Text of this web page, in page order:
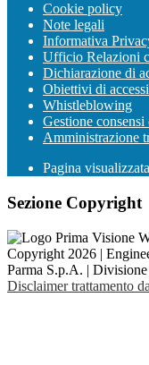
Cookie policy
Note legali
Informativa
Ufficio Relazioni
Dichiarazione di
Obiettivi di
Whistleblowing
Gestione
Amministrazione
Pagina visualizzata
Sezione Copyright
Copyright 2026 |
Parma S.p.A. |
Disclaimer trattamento